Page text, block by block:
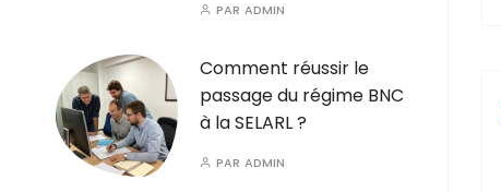
PAR ADMIN
Comment réussir le
passage du régime BNC
à la SELARL ?
PAR ADMIN